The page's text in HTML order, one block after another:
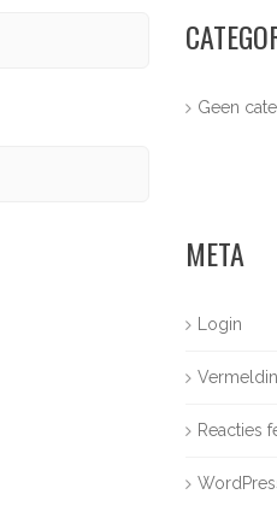
Geen
META
Login
Reacties